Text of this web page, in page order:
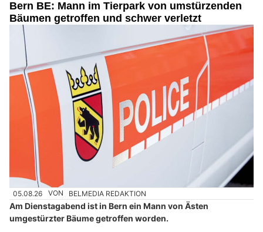
Bern BE: Mann im Tierpark von umstürzenden
Bäumen getroffen und schwer verletzt
05.08.26 VON BELMEDIA REDAKTION
Am Dienstagabend ist in Bern ein Mann von Ästen
umgestürzter Bäume getroffen worden.